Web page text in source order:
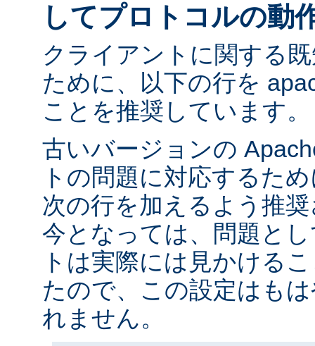
してプロトコルの動
クライアントに関する
ために、以下の行を
ことを推奨しています。
古いバージョンの
トの問題に対応するた
次の行を加えるよう推
今となっては、問題と
トは実際には見かける
たので、この設定はも
れません。